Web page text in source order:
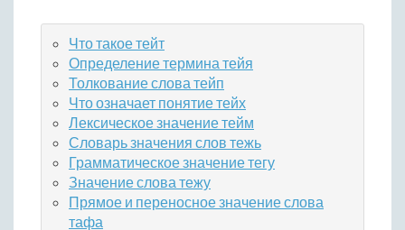
Что такое тейт
Определение термина тейя
Толкование слова тейп
Что означает понятие тейх
Лексическое значение тейм
Словарь значения слов тежь
Грамматическое значение тегу
Значение слова тежу
Прямое и переносное значение слова
тафа